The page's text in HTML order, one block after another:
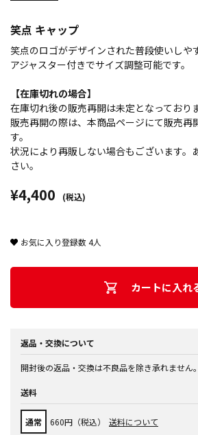
笑点 キャップ
笑点のロゴがデザインされた普段使いしや
アジャスター付きでサイズ調整可能です。
【在庫切れの場合】
在庫切れ後の販売再開は未定となっておりま
販売再開の際は、本商品ページにて販売再
す。
状況により再販しない場合もございます。
さい。
¥4,400 (税込)
お気に入り登録数4人
カートに入れ
返品・交換について
開封後の返品・交換は不良品を除き承れません。
送料
通常 660円（税込） 送料について